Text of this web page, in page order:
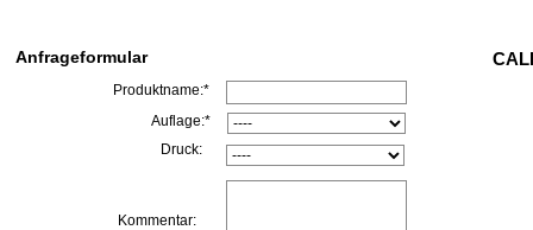
Auflage:*
Druck:
Kommentar:
Produktname:*
Anfrageformular